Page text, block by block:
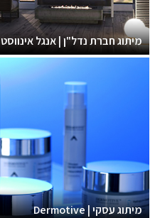
מיתוג חברת נדל"ן | אנגל אינווסט
מיתוג עסקי | Dermotive